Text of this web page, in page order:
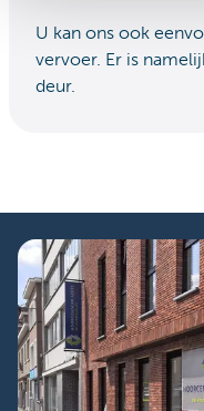
U kan ons ook
vervoer. Er is
deur.